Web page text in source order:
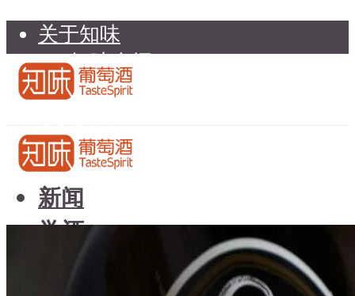
关于知味
知味介绍
知味专家顾问委员会
联系我们
知味荐酒
新闻
学酒
基础知识
知味荐酒
新闻